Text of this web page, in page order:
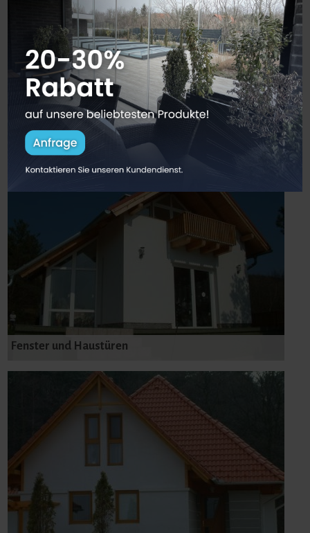
Für eine Anfragestellung füllen Sie
unseren online Fragebogen aus!
Referenz Arbeiten
Fenster und Haustüren